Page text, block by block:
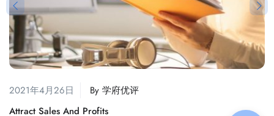
2021年4月26日 By 学府优评
Attract Sales And Profits